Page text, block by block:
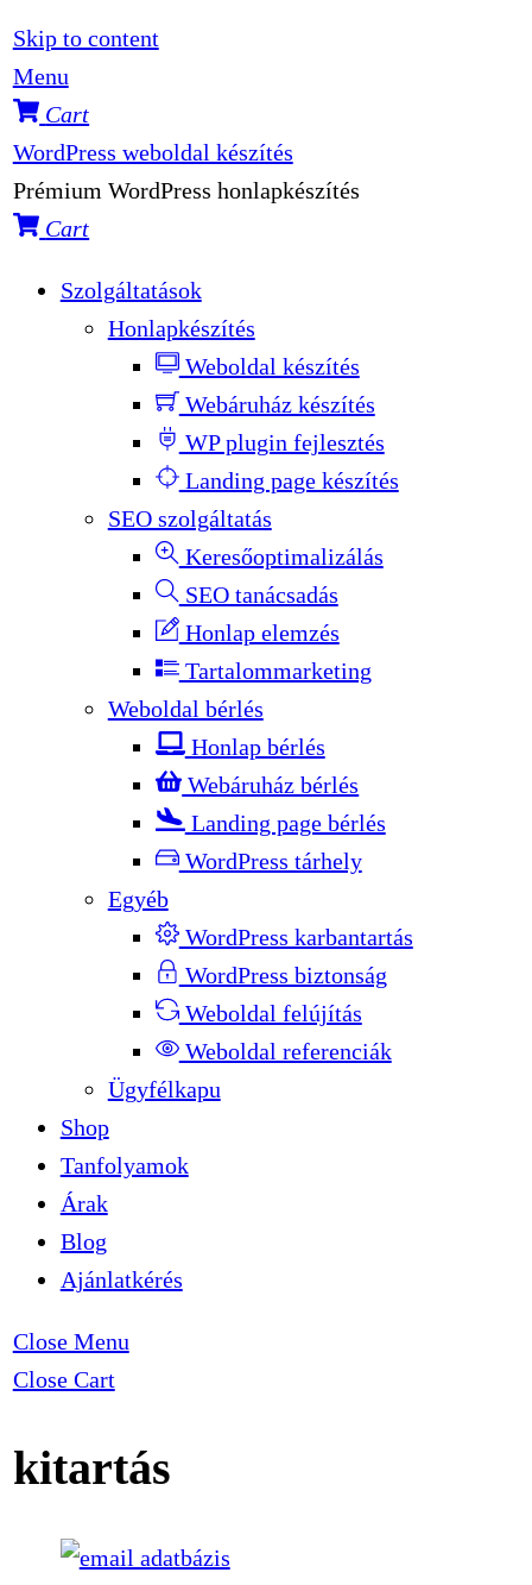
Skip to content
Menu
Cart
WordPress weboldal készítés
Prémium WordPress honlapkészítés
Cart
Szolgáltatások
Honlapkészítés
Weboldal készítés
Webáruház készítés
WP plugin fejlesztés
Landing page készítés
SEO szolgáltatás
Keresőoptimalizálás
SEO tanácsadás
Honlap elemzés
Tartalommarketing
Weboldal bérlés
Honlap bérlés
Webáruház bérlés
Landing page bérlés
WordPress tárhely
Egyéb
WordPress karbantartás
WordPress biztonság
Weboldal felújítás
Weboldal referenciák
Ügyfélkapu
Shop
Tanfolyamok
Árak
Blog
Ajánlatkérés
Close Menu
Close Cart
kitartás